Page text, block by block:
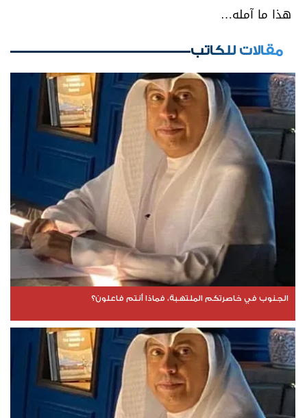
هذا ما آمله…
مقالات للكاتب
الجنوب في خاصرتكم الملتهبة، فماذا أنتم فاعلون؟